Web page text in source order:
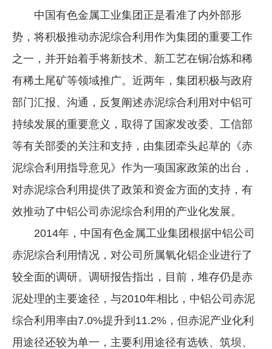
中国有色金属工业集团正是看准了内外部形
势，将积极推动赤泥综合利用作为集团的重要工作
之一，并开始着手将新技术、新工艺在铜冶炼和稀
有稀土尾矿等领域推广。近两年，集团积极与政府
部门汇报、沟通，反复阐述赤泥综合利用对中铝可
持续发展的重要意义，取得了国家发改委、工信部
等有关部委的关注和支持，由集团牵头起草的《赤
泥综合利用指导意见》作为一项国家政策的出台，
对赤泥综合利用提供了政策和资金方面的支持，有
效推动了中铝公司赤泥综合利用的产业化发展。
2014年，中国有色金属工业集团根据中铝公司
赤泥综合利用情况，对公司所属氧化铝企业进行了
较全面的调研。调研报告指出，目前，堆存仍是赤
泥处理的主要途径，与2010年相比，中铝公司赤泥
综合利用率由7.0%提升到11.2%，但赤泥产业化利
用途径还较为单一，主要利用途径有选铁、筑坝、